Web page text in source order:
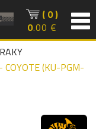
( 0 )
0.00 €
COYOTE (KU-PGM-